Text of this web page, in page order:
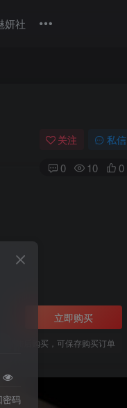
妍社
关注 私信
0 10 0
立即购买
登陆后购买，可保存购买订单
密码